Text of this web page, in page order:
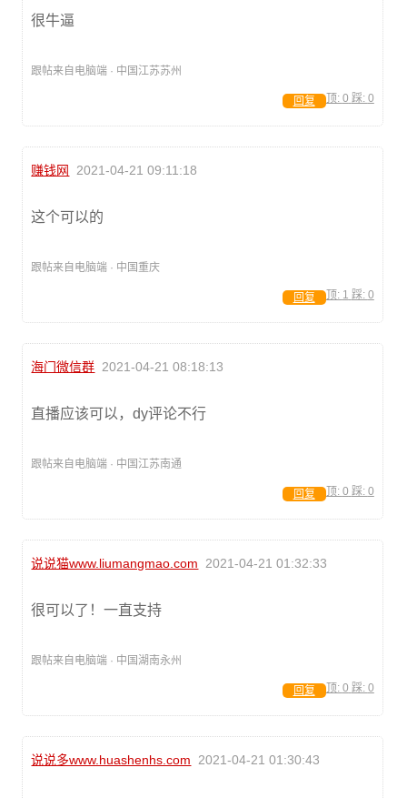
很牛逼
跟帖来自电脑端 · 中国江苏苏州
顶: 0 踩: 0
回复
赚钱网 2021-04-21 09:11:18
这个可以的
跟帖来自电脑端 · 中国重庆
顶: 1 踩: 0
回复
海门微信群 2021-04-21 08:18:13
直播应该可以，dy评论不行
跟帖来自电脑端 · 中国江苏南通
顶: 0 踩: 0
回复
说说猫www.liumangmao.com 2021-04-21 01:32:33
很可以了！一直支持
跟帖来自电脑端 · 中国湖南永州
顶: 0 踩: 0
回复
说说多www.huashenhs.com 2021-04-21 01:30:43